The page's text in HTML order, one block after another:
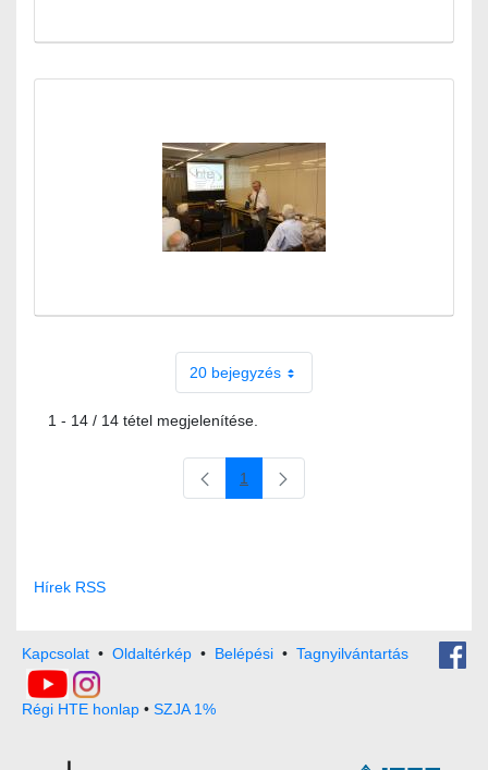
20 bejegyzés
1 - 14 / 14 tétel megjelenítése.
Oldal
1
Hírek RSS
Kapcsolat • Oldaltérkép • Belépési • Tagnyilvántartás
Régi HTE honlap • SZJA 1%